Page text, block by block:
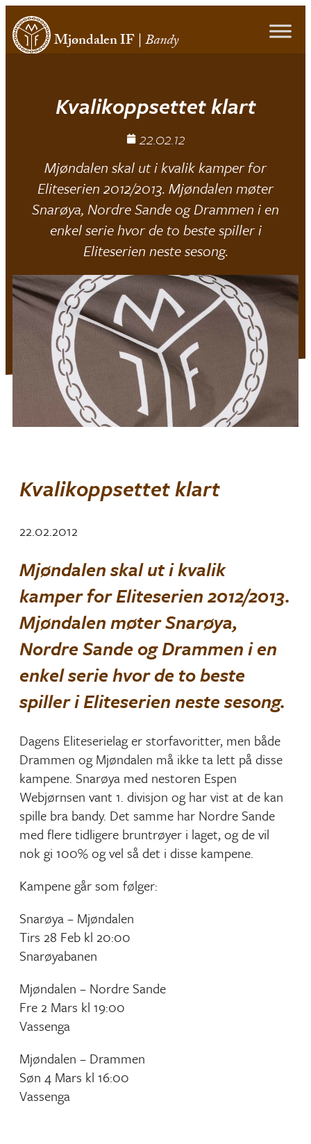
Mjøndalen IF|Bandy
Kvalikoppsettet klart
22.02.12
Mjøndalen skal ut i kvalik kamper for
Eliteserien 2012/2013. Mjøndalen møter
Snarøya, Nordre Sande og Drammen i en
enkel serie hvor de to beste spiller i
Eliteserien neste sesong.
Kvalikoppsettet klart
22.02.2012
Mjøndalen skal ut i kvalik
kamper for Eliteserien 2012/2013.
Mjøndalen møter Snarøya,
Nordre Sande og Drammen i en
enkel serie hvor de to beste
spiller i Eliteserien neste sesong.
Dagens Eliteserielag er storfavoritter, men både
Drammen og Mjøndalen må ikke ta lett på disse
kampene. Snarøya med nestoren Espen
Webjørnsen vant 1. divisjon og har vist at de kan
spille bra bandy. Det samme har Nordre Sande
med flere tidligere bruntrøyer i laget, og de vil
nok gi 100% og vel så det i disse kampene.
Kampene går som følger:
Snarøya – Mjøndalen
Tirs 28 Feb kl 20:00
Snarøyabanen
Mjøndalen – Nordre Sande
Fre 2 Mars kl 19:00
Vassenga
Mjøndalen – Drammen
Søn 4 Mars kl 16:00
Vassenga